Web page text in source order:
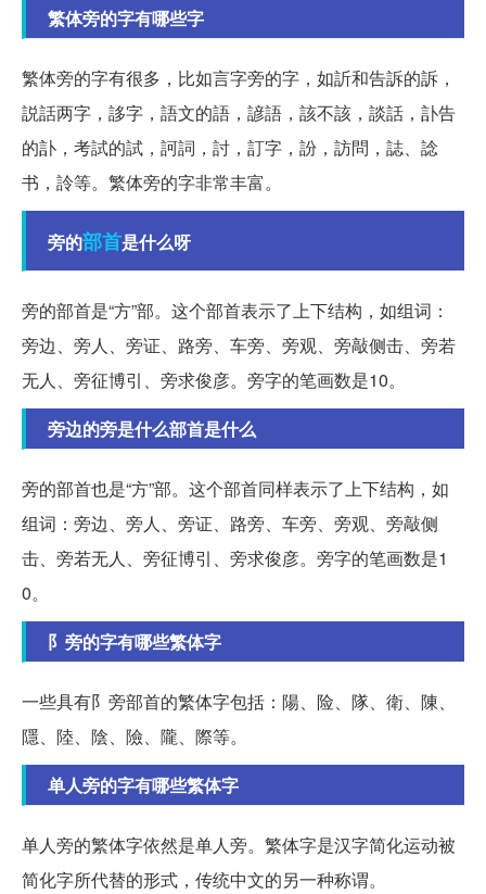
繁体旁的字有哪些字
繁体旁的字有很多，比如言字旁的字，如訢和告訴的訴，
説話两字，誃字，語文的語，諺語，該不該，談話，訃告
的訃，考試的試，訶詞，討，訂字，訜，訪問，誌、諗
书，詅等。繁体旁的字非常丰富。
旁的部首是什么呀
旁的部首是“方”部。这个部首表示了上下结构，如组词：
旁边、旁人、旁证、路旁、车旁、旁观、旁敲侧击、旁若
无人、旁征博引、旁求俊彦。旁字的笔画数是10。
旁边的旁是什么部首是什么
旁的部首也是“方”部。这个部首同样表示了上下结构，如
组词：旁边、旁人、旁证、路旁、车旁、旁观、旁敲侧
击、旁若无人、旁征博引、旁求俊彦。旁字的笔画数是1
0。
阝旁的字有哪些繁体字
一些具有阝旁部首的繁体字包括：陽、险、隊、衛、陳、
隱、陸、陰、險、隴、際等。
单人旁的字有哪些繁体字
单人旁的繁体字依然是单人旁。繁体字是汉字简化运动被
简化字所代替的形式，传统中文的另一种称谓。